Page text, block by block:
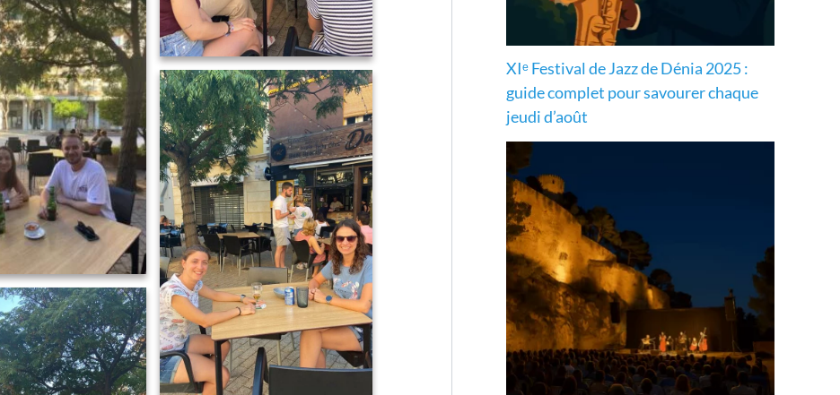
XIᵉ Festival de Jazz de Dénia 2025 :
guide complet pour savourer chaque
jeudi d’août